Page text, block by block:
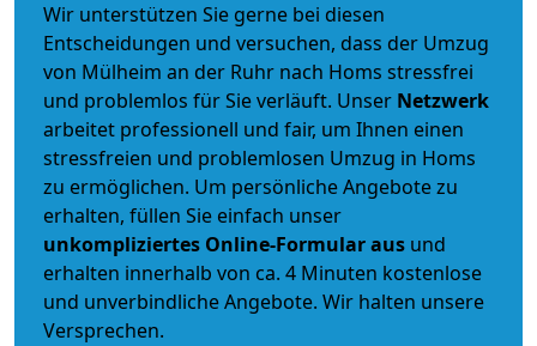
Wir unterstützen Sie gerne bei diesen
Entscheidungen und versuchen, dass der Umzug
von Mülheim an der Ruhr nach Homs stressfrei
und problemlos für Sie verläuft. Unser Netzwerk
arbeitet professionell und fair, um Ihnen einen
stressfreien und problemlosen Umzug in Homs
zu ermöglichen. Um persönliche Angebote zu
erhalten, füllen Sie einfach unser
unkompliziertes Online-Formular aus und
erhalten innerhalb von ca. 4 Minuten kostenlose
und unverbindliche Angebote. Wir halten unsere
Versprechen.